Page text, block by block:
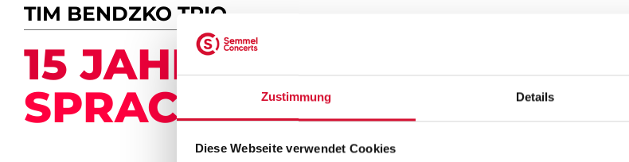
Zustimmung Details
Diese Webseite verwendet Cookies
TIM BENDZKO TRIO
15 JAHRE „WENN WORTE
SPRACHE WÄREN